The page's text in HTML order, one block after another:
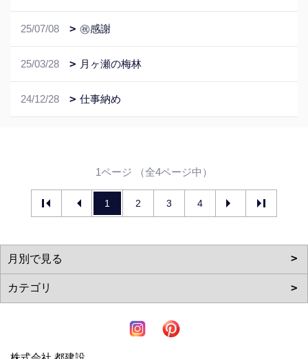
25/07/08 ㊗️感謝
25/03/28 月ヶ瀬の梅林
24/12/28 仕事納め
1ページ （全4ページ中）
1 2 3 4